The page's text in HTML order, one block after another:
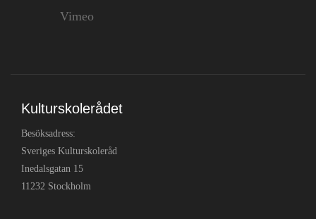
Vimeo
Kulturskolerådet
Besöksadress:
Sveriges Kulturskoleråd
Inedalsgatan 15
11232 Stockholm